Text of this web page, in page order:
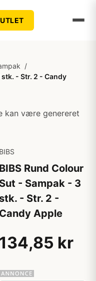
/
- Str. 2 - Candy
kan være genereret
BIBS
BIBS Rund Colour
Sut - Sampak - 3
stk. - Str. 2 -
Candy Apple
134,85 kr